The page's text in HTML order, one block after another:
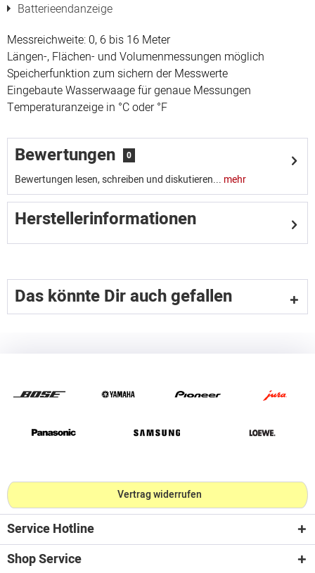
Batterieendanzeige
Messreichweite: 0, 6 bis 16 Meter
Längen-, Flächen- und Volumenmessungen möglich
Speicherfunktion zum sichern der Messwerte
Eingebaute Wasserwaage für genaue Messungen
Temperaturanzeige in °C oder °F
Bewertungen 0
Bewertungen lesen, schreiben und diskutieren... mehr
Herstellerinformationen
Das könnte Dir auch gefallen
Vertrag widerrufen
Service Hotline
Shop Service